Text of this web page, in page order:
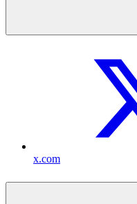
x.com